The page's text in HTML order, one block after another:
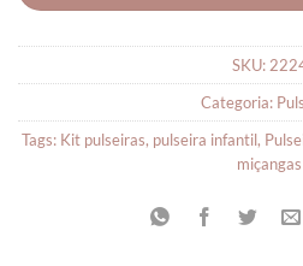
SKU:
Categoria:
Tags: Kit pulseiras, pulseira infantil,
miçangas